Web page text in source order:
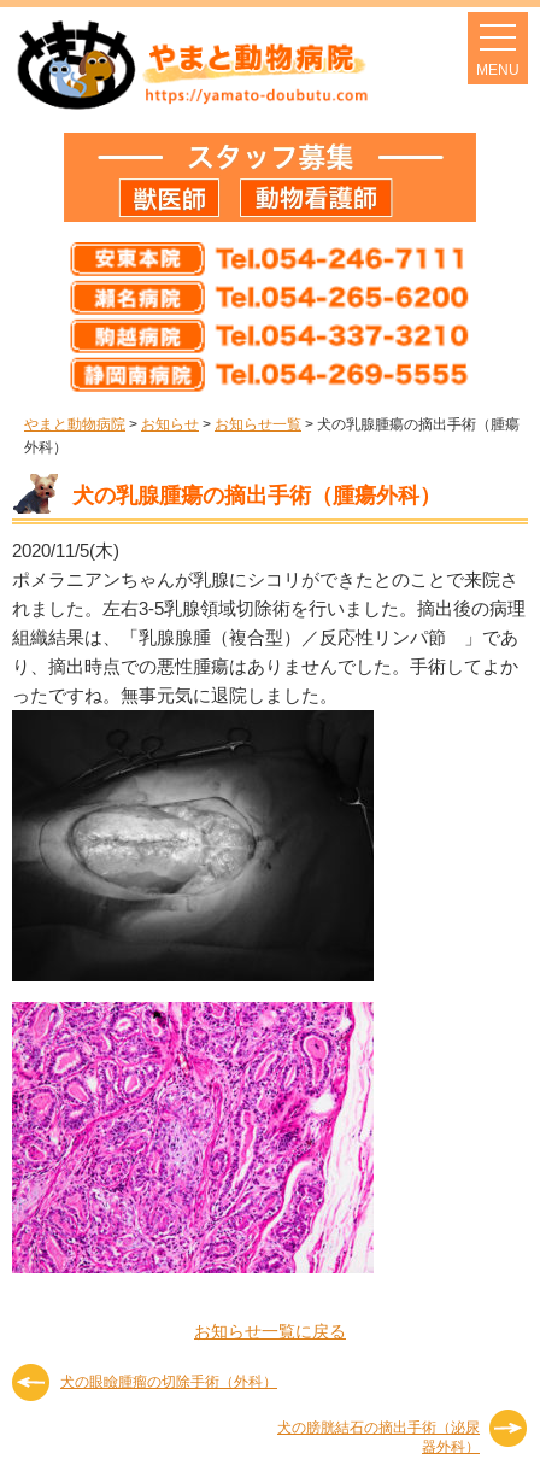
やまと動物病院 > お知らせ > お知らせ一覧 > 犬の乳腺腫瘍の摘出手術（腫瘍
外科）
犬の乳腺腫瘍の摘出手術（腫瘍外科）
2020/11/5(木)
ポメラニアンちゃんが乳腺にシコリができたとのことで来院さ
れました。左右3-5乳腺領域切除術を行いました。摘出後の病理
組織結果は、「乳腺腺腫（複合型）／反応性リンパ節 」であ
り、摘出時点での悪性腫瘍はありませんでした。手術してよか
ったですね。無事元気に退院しました。
お知らせ一覧に戻る
犬の眼瞼腫瘤の切除手術（外科）
犬の膀胱結石の摘出手術（泌尿
器外科）